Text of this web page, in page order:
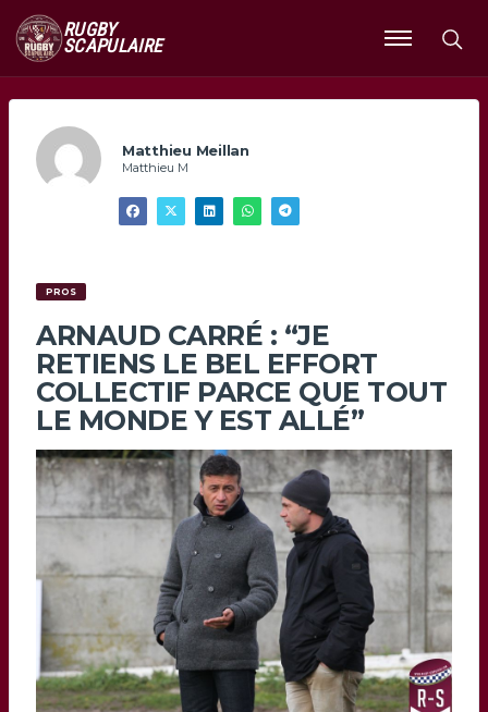
RUGBY
SCAPULAIRE
Ouvrir
le
Matthieu Meillan
Matthieu M
PROS
ARNAUD CARRÉ : “JE
RETIENS LE BEL EFFORT
COLLECTIF PARCE QUE TOUT
LE MONDE Y EST ALLÉ”